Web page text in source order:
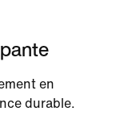
en
durable.